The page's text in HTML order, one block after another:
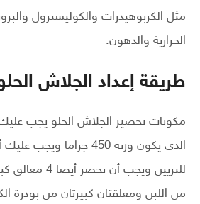
مثل الكربوهيدرات والكوليسترول
الحرارية والدهون.
طريقة إعداد الجلاش
مكونات تحضير الجلاش الحلو يجب
الذي يكون وزنه 450 جراما
للتزيين ويجب أن
من اللبن ومعلقتان كبيرتان من بودرة